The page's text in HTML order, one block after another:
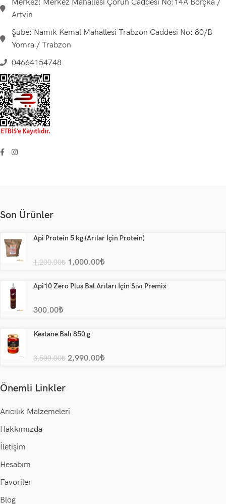
Merkez: Merkez Mahallesi Çoruh Caddesi No:14A Borçka /
Artvin
Şube: Namık Kemal Mahallesi Trabzon Caddesi No: 80/B
Yomra / Trabzon
04664154748
Son Ürünler
Api Protein 5 kg (Arılar İçin Protein)
1,200.00₺ 1,000.00₺
Api10 Zero Plus Bal Arıları İçin Sıvı Premix
300.00₺
Kestane Balı 850 g
3,500.00₺ 2,990.00₺
Önemli Linkler
Arıcılık Malzemeleri
Hakkımızda
İletişim
Hesabım
Favoriler
Blog